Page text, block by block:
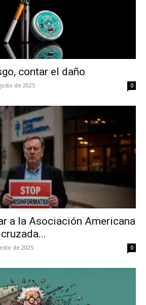
contar el daño
de 2025 0
a la Asociación Americana
de 2025 0